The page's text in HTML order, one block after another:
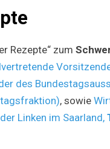
Rezepte“ zum
des
, sowie
Linken im Saarland,